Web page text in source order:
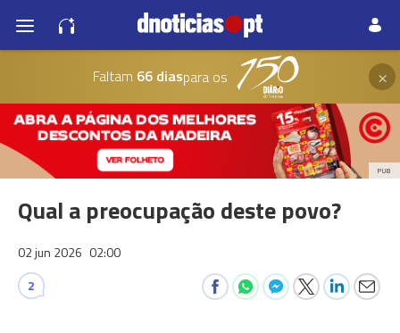
Faltam 66 diaspara os ×
PUB
Qual a preocupação deste povo?
02 jun 2026 02:00
2